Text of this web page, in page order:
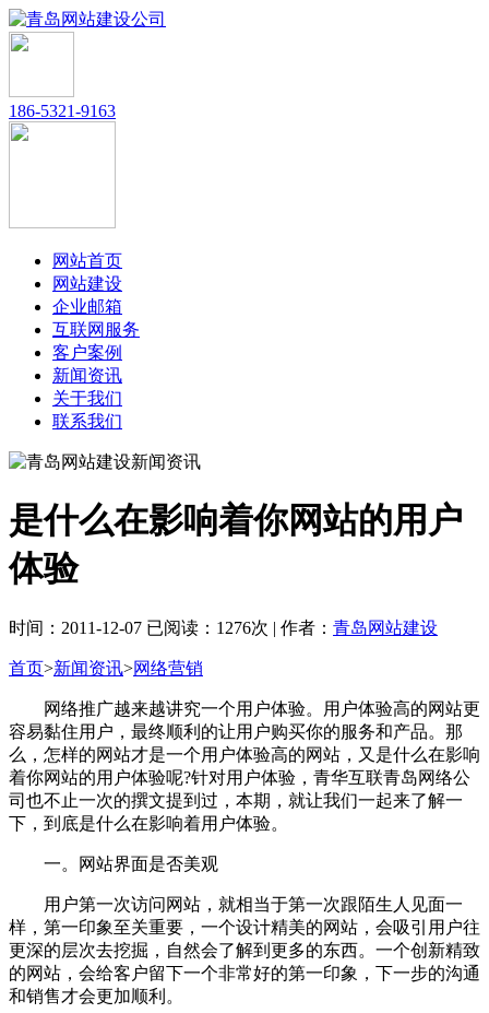
186-5321-9163
网站首页
网站建设
企业邮箱
互联网服务
客户案例
新闻资讯
关于我们
联系我们
是什么在影响着你网站的用户
体验
时间：2011-12-07 已阅读：1276次 | 作者： 青岛网站建设
首页>新闻资讯>网络营销
网络推广越来越讲究一个用户体验。用户体验高的网站更
容易黏住用户，最终顺利的让用户购买你的服务和产品。那
么，怎样的网站才是一个用户体验高的网站，又是什么在影响
着你网站的用户体验呢?针对用户体验，青华互联青岛网络公
司也不止一次的撰文提到过，本期，就让我们一起来了解一
下，到底是什么在影响着用户体验。
一。网站界面是否美观
用户第一次访问网站，就相当于第一次跟陌生人见面一
样，第一印象至关重要，一个设计精美的网站，会吸引用户往
更深的层次去挖掘，自然会了解到更多的东西。一个创新精致
的网站，会给客户留下一个非常好的第一印象，下一步的沟通
和销售才会更加顺利。